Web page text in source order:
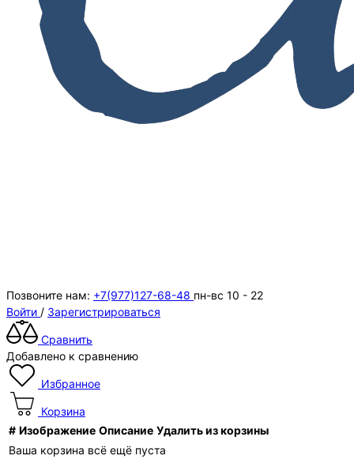
Позвоните нам: +7(977)127-68-48 пн-вс 10 - 22
Войти / Зарегистрироваться
Сравнить
Добавлено к сравнению
Избранное
Корзина
# Изображение Описание Удалить из корзины
Ваша корзина всё ещё пуста